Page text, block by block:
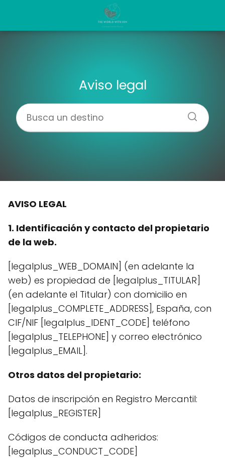
Aviso legal
AVISO LEGAL
1. Identificación y contacto del propietario
de la web.
[legalplus_WEB_DOMAIN] (en adelante la
web) es propiedad de [legalplus_TITULAR]
(en adelante el Titular) con domicilio en
[legalplus_COMPLETE_ADDRESS], España, con
CIF/NIF [legalplus_IDENT_CODE] teléfono
[legalplus_TELEPHONE] y correo electrónico
[legalplus_EMAIL].
Otros datos del propietario:
Datos de inscripción en Registro Mercantil:
[legalplus_REGISTER]
Códigos de conducta adheridos:
[legalplus_CONDUCT_CODE]